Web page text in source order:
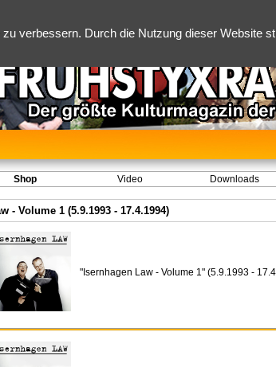
verbessern. Durch die Nutzung dieser Website
Shop Video Downloads
- Volume 1 (5.9.1993 - 17.4.1994)
"Isernhagen Law - Volume 1" (5.9.1993 -